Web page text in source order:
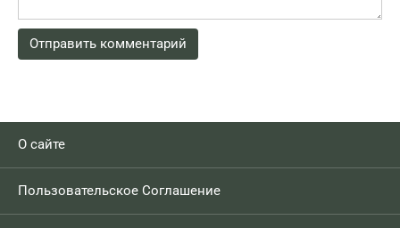
О сайте
Пользовательское Соглашение